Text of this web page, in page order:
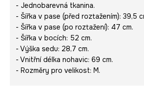
- Jednobarevná tkanina.
- Šířka v pase (před roztažením): 39,5
- Šířka v pase (po roztažení): 47 cm.
- Šířka v bocích: 52 cm.
- Výška sedu: 28,7 cm.
- Vnitřní délka nohavic: 69 cm.
- Rozměry pro velikost: M.